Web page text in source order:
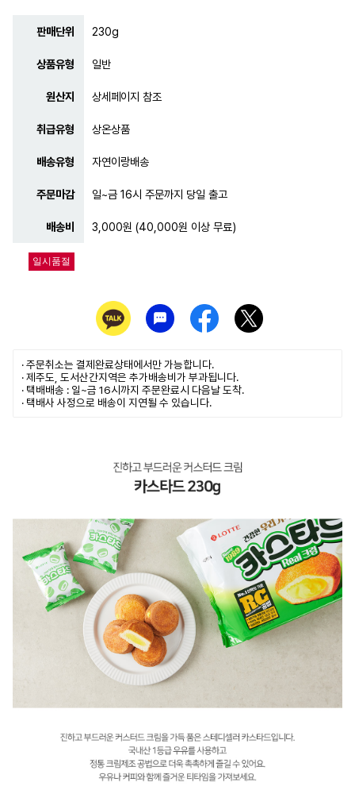
판매단위 230g
상품유형 일반
원산지 상세페이지 참조
취급유형 상온상품
배송유형 자연이랑배송
주문마감 일~금 16시 주문까지 당일 출고
배송비 3,000원 (40,000원 이상 무료)
일시품절
· 주문취소는 결제완료상태에서만 가능합니다.
· 제주도, 도서산간지역은 추가배송비가 부과됩니다.
· 택배배송 : 일~금 16시까지 주문완료시 다음날 도착.
· 택배사 사정으로 배송이 지연될 수 있습니다.